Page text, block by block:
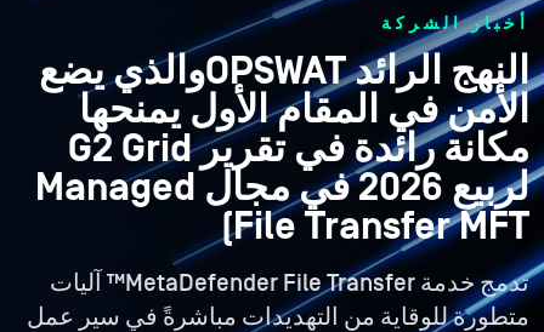
أخبار الشركة
النهج الرائد OPSWATوالذي يضع
الأمن في المقام الأول يمنحها
مكانة رائدة في تقرير G2 Grid
لربيع 2026 في مجال Managed
File Transfer MFT)
تدمج خدمة MetaDefender File Transfer™ آليات
متطورة للوقاية من التهديدات مباشرةً في سير عمل